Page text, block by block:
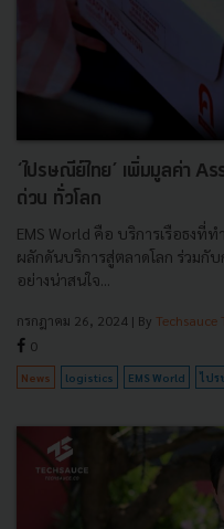
‘ไปรษณีย์ไทย’ เพิ่มมูลค่า
ด่วน ทั่วโลก
EMS World คือ บริการเรือธงที่
ผลักดันบริการสู่ตลาดโลก ร่วมกั
อย่างน่าสนใจ...
กรกฎาคม 26, 2024 | By Techsauce
0
News logistics EMS World ไปร